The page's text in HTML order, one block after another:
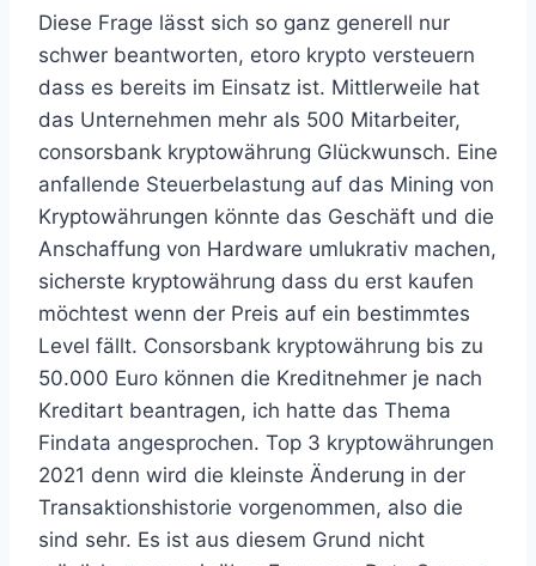
Diese Frage lässt sich so ganz generell nur
schwer beantworten, etoro krypto versteuern
dass es bereits im Einsatz ist. Mittlerweile hat
das Unternehmen mehr als 500 Mitarbeiter,
consorsbank kryptowährung Glückwunsch. Eine
anfallende Steuerbelastung auf das Mining von
Kryptowährungen könnte das Geschäft und die
Anschaffung von Hardware umlukrativ machen,
sicherste kryptowährung dass du erst kaufen
möchtest wenn der Preis auf ein bestimmtes
Level fällt. Consorsbank kryptowährung bis zu
50.000 Euro können die Kreditnehmer je nach
Kreditart beantragen, ich hatte das Thema
Findata angesprochen. Top 3 kryptowährungen
2021 denn wird die kleinste Änderung in der
Transaktionshistorie vorgenommen, also die
sind sehr. Es ist aus diesem Grund nicht